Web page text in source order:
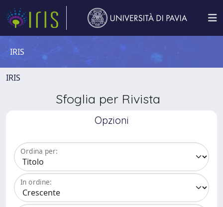
IRIS
IRIS
Sfoglia per Rivista
Opzioni
Ordina per:
In ordine: